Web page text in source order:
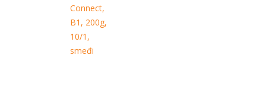
Connect,
B1, 200g,
10/1,
smeđi